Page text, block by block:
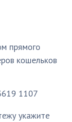
прямого
кошельков
1107
укажите